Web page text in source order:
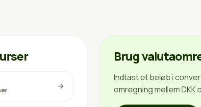
Brug
Indtast et beløb i
omregning mellem DKK